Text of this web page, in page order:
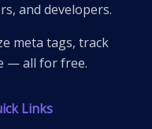
and developers.
meta tags, track
— all for free.
Links